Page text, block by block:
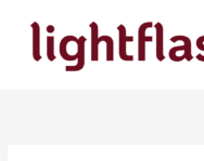
Inhalt
springen